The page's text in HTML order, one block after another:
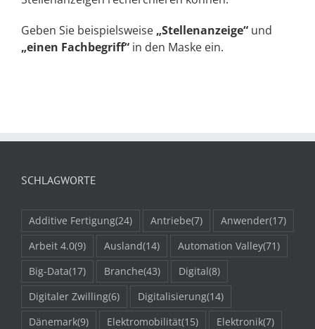
Geben Sie beispielsweise „Stellenanzeige“und
„einen Fachbegriff“in den Maske ein.
SCHLAGWORTE
Additive Fertigung(24) Antriebe(7) Anwender(17)
Arbeit 4.0(9) Ausland(14) Automation Valley(71)
Big-Data(17) Branche(43) Digital(8)
Digitaler Zwilling(6) Digitalisierung(14)
Dänemark(9) Elektromobilität(15) Elektronik(7)